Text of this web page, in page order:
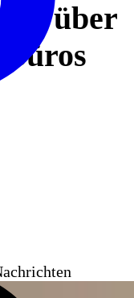
über